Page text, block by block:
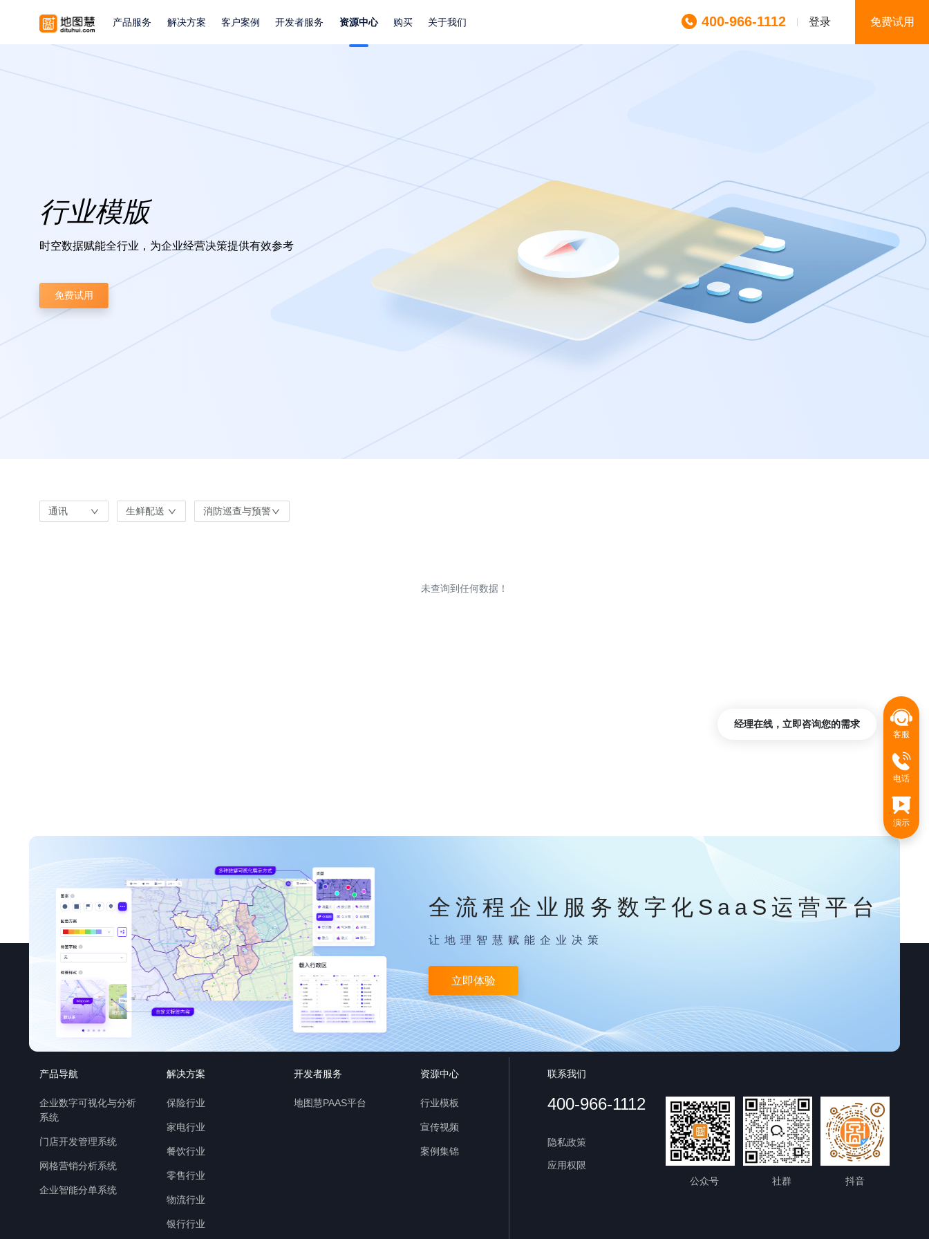
产品服务 解决方案 客户案例 开发者服务 资源中心 购买 关于我们 400-966-1112 登录 免费试用
行业模版
时空数据赋能全行业，为企业经营决策提供有效参考
免费试用
通讯 生鲜配送 消防巡查与预警
未查询到任何数据！
全流程企业服务数字化SaaS运营平台
让地理智慧赋能企业决策
立即体验
产品导航
企业数字可视化与分析
系统
门店开发管理系统
网格营销分析系统
企业智能分单系统
解决方案
保险行业
家电行业
餐饮行业
零售行业
物流行业
银行行业
开发者服务
地图慧PAAS平台
资源中心
行业模板
宣传视频
案例集锦
联系我们
400-966-1112
隐私政策
应用权限
公众号
社群 抖音
客服
电话
演示
经理在线，立即咨询您的需求